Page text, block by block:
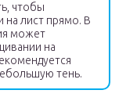
чтобы
на лист прямо. В
может
на
тень.